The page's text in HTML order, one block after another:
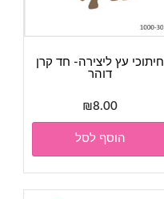
חיתוכי עץ ליצירה- חד קרן
דוהר
₪8.00
הוסף לסל